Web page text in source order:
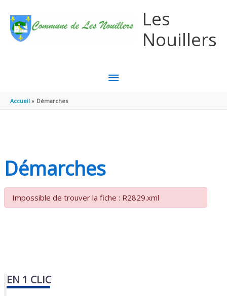
Les
Nouillers
MENU
Accueil Démarches
Démarches
Impossible de trouver la fiche : R2829.xml
EN 1 CLIC